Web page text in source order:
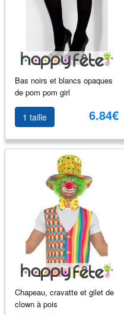
Bas noirs et blancs opaques
de pom pom girl
1 taille 6.84€
Chapeau, cravatte et gilet de
clown à pois